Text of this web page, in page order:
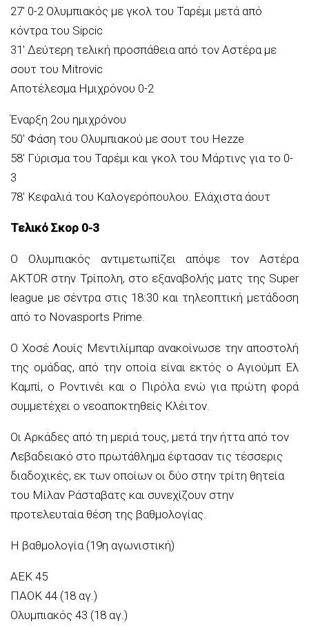
27′ 0-2 Ολυμπιακός με γκολ του Ταρέμι μετά από
κόντρα του Sipcic
31′ Δεύτερη τελική προσπάθεια από τον Αστέρα με
σουτ του Mitrovic
Αποτέλεσμα Ημιχρόνου 0-2
Έναρξη 2ου ημιχρόνου
50′ Φάση του Ολυμπιακού με σουτ του Hezze
58′ Γύρισμα του Ταρέμι και γκολ του Μάρτινς για το 0-
3
78′ Κεφαλιά του Καλογερόπουλου. Ελάχιστα άουτ
Τελικό Σκορ 0-3
Ο Ολυμπιακός αντιμετωπίζει απόψε τoν Αστέρα
AKTOR στην Τρίπολη, στο εξαναβολής ματς της Super
league με σέντρα στις 18:30 και τηλεοπτική μετάδοση
από το Novasports Prime.
Ο Χοσέ Λουίς Μεντιλίμπαρ ανακοίνωσε την αποστολή
της ομάδας, από την οποία είναι εκτός ο Αγιούμπ Ελ
Καμπί, ο Ροντινέι και ο Πιρόλα ενώ για πρώτη φορά
συμμετέχει ο νεοαποκτηθείς Κλέιτον.
Οι Αρκάδες από τη μεριά τους, μετά την ήττα από τον
Λεβαδειακό στο πρωτάθλημα έφτασαν τις τέσσερις
διαδοχικές, εκ των οποίων οι δύο στην τρίτη θητεία
του Μίλαν Ράσταβατς και συνεχίζουν στην
προτελευταία θέση της βαθμολογίας.
Η βαθμολογία (19η αγωνιστική)
ΑΕK 45
ΠΑΟΚ 44 (18 αγ.)
Ολυμπιακός 43 (18 αγ.)